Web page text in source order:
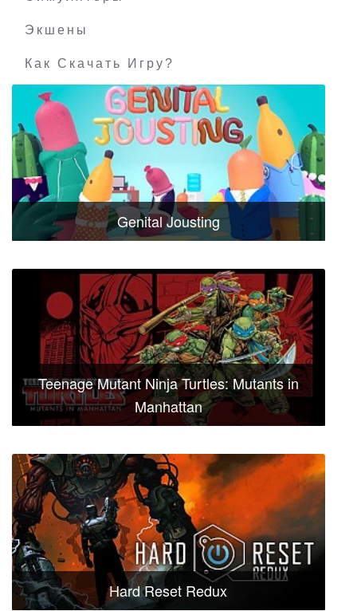
Экшены
Как Скачать Игру?
Genital Jousting
Teenage Mutant Ninja Turtles: Mutants in
Manhattan
Hard Reset Redux